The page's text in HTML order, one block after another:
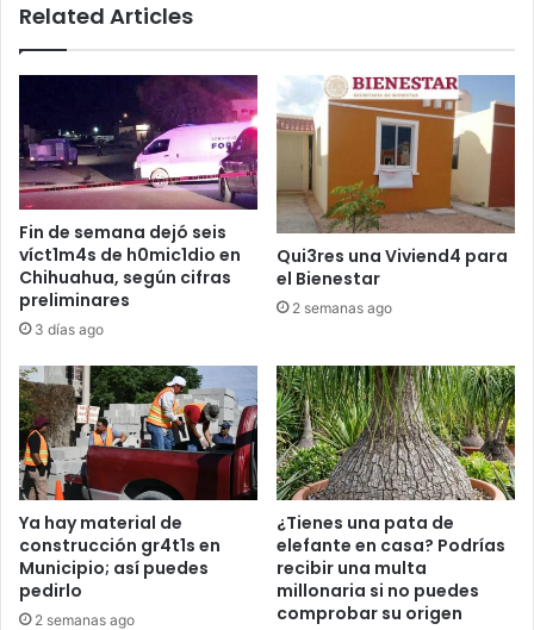
Related Articles
Fin de semana dejó seis
víct1m4s de h0mic1dio en
Chihuahua, según cifras
preliminares
3 días ago
Qui3res una Viviend4 para
el Bienestar
2 semanas ago
Ya hay material de
construcción gr4t1s en
Municipio; así puedes
pedirlo
2 semanas ago
¿Tienes una pata de
elefante en casa? Podrías
recibir una multa
millonaria si no puedes
comprobar su origen